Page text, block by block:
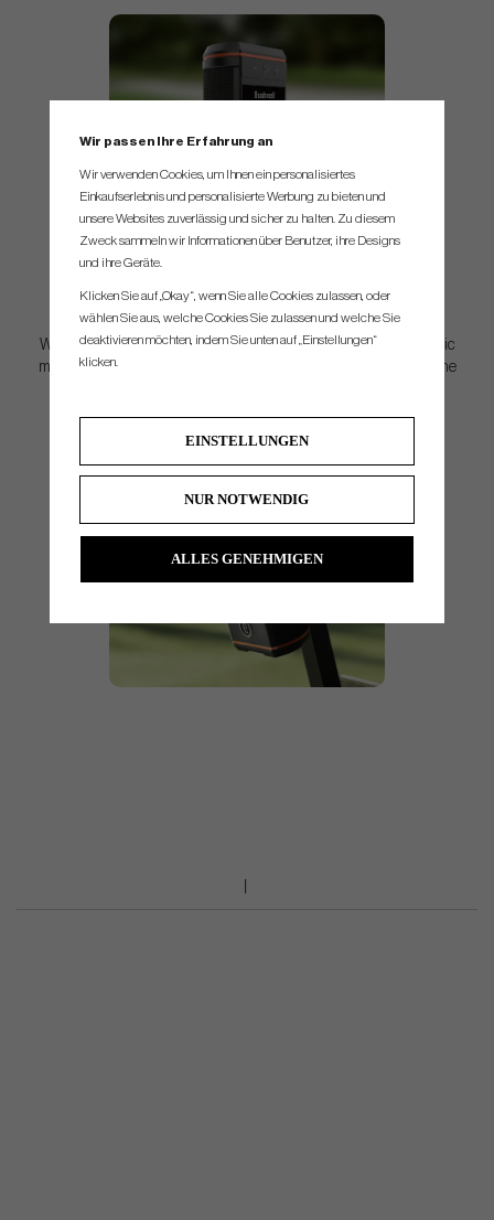
BITE MAGNETIC CART MOUNT
Wingman HD features Bushnell’s franchise feature BITE magnetic
mount that allows you to easily attach the Wingman HD right on the
Wir passen Ihre Erfahrung an
Wir verwenden Cookies, um Ihnen ein personalisiertes
Einkaufserlebnis und personalisierte Werbung zu bieten und
unsere Websites zuverlässig und sicher zu halten. Zu diesem
Zweck sammeln wir Informationen über Benutzer, ihre Designs
und ihre Geräte.
Klicken Sie auf „Okay“, wenn Sie alle Cookies zulassen, oder
wählen Sie aus, welche Cookies Sie zulassen und welche Sie
deaktivieren möchten, indem Sie unten auf „Einstellungen“
klicken.
EINSTELLUNGEN
NUR NOTWENDIG
ALLES GENEHMIGEN